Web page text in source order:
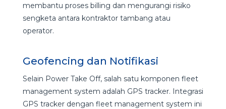
membantu proses billing dan mengurangi risiko
sengketa antara kontraktor tambang atau
operator.
Geofencing dan Notifikasi
Selain Power Take Off, salah satu komponen fleet
management system adalah GPS tracker. Integrasi
GPS tracker dengan fleet management system ini